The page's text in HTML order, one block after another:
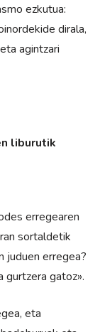
ezkutua:
dirala,
agintzari
liburutik
erregearen
sortaldetik
juduen erregea?
gurtzera gatoz».
eta